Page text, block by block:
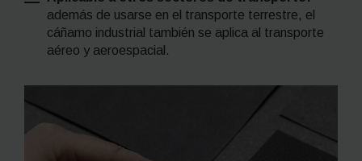
además de usarse en el transporte terrestre, el
cáñamo industrial también se aplica al transporte
aéreo y aeroespacial.